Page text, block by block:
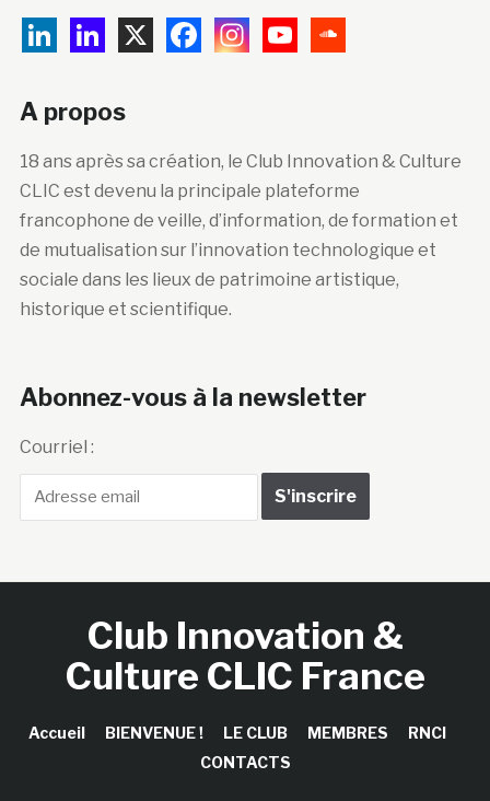
A propos
18 ans après sa création, le Club Innovation & Culture
CLIC est devenu la principale plateforme
francophone de veille, d’information, de formation et
de mutualisation sur l’innovation technologique et
sociale dans les lieux de patrimoine artistique,
historique et scientifique.
Abonnez-vous à la newsletter
Courriel :
Club Innovation &
Culture CLIC France
Accueil BIENVENUE ! LE CLUB MEMBRES
RNCI
CONTACTS